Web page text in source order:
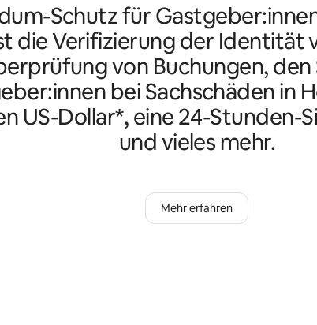
Schutz für
die Verifizierung der Identität
von Buchungen,
bei Sachschäden in
US-Dollar*, eine 24-Stunden-
und vieles mehr.
Mehr erfahren